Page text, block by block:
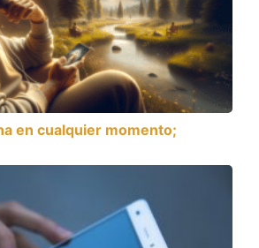
en cualquier momento;